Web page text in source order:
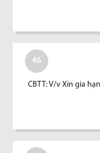
46
CBTT: V/v Xin gia